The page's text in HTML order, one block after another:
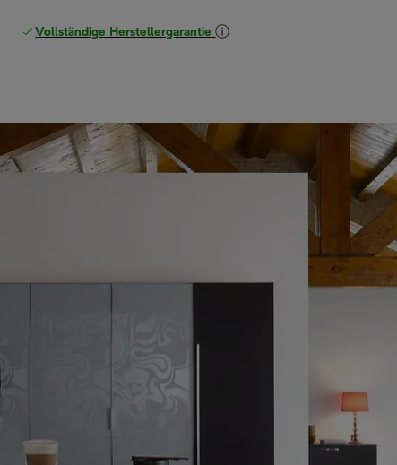
Vollständige Herstellergarantie